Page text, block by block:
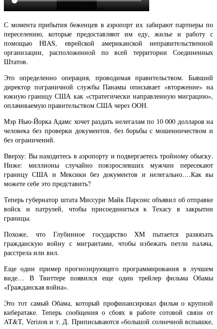
С момента прибытия беженцев в аэропорт их забирают партнеры по
переселению, которые предоставляют им еду, жилье и работу с
помощью HIAS, еврейской американской неправительственной
организации, расположенной по всей территории Соединенных
Штатов.
Это определенно операция, проводимая правительством. Бывший
директор пограничной службы Панамы описывает «вторжение» на
южную границу США как «стратегически направленную миграцию»,
оплачиваемую правительством США через ООН.
Мэр Нью-Йорка Адамс хочет раздать нелегалам по 10 000 долларов на
человека без проверки документов, без борьбы с мошенничеством и
без ограничений.
Вверху: Вы находитесь в аэропорту и подвергаетесь тройному обыску.
Ниже: миллионы случайно повзрослевших мужчин пересекают
границу США и Мексики без документов и нелегально….Как вы
можете себе это представить?
Теперь губернатор штата Миссури Майк Парсонс объявил об отправке
войск и патрулей, чтобы присоединиться к Техасу в закрытии
границы.
Похоже, что Глубинное государство ХМ пытается развязать
гражданскую войну с мигрантами, чтобы избежать петли палача,
расстрела или вил.
Еще один пример прогнозирующего программирования в лучшем
виде… В Твиттере появился еще один трейлер фильма Обамы
«Гражданская война».
Это тот самый Обама, который профинансировал фильм о крупной
кибератаке. Теперь сообщения о сбоях в работе сотовой связи от
AT&T, Verizon и т. Д. Приписываются «большой солнечной вспышке,